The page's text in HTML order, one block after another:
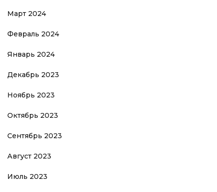
Март 2024
Февраль 2024
Январь 2024
Декабрь 2023
Ноябрь 2023
Октябрь 2023
Сентябрь 2023
Август 2023
Июль 2023